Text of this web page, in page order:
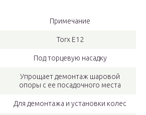
Примечание
Torx E12
Под торцевую насадку
Упрощает демонтаж шаровой
опоры с ее посадочного места
Для демонтажа и установки колес